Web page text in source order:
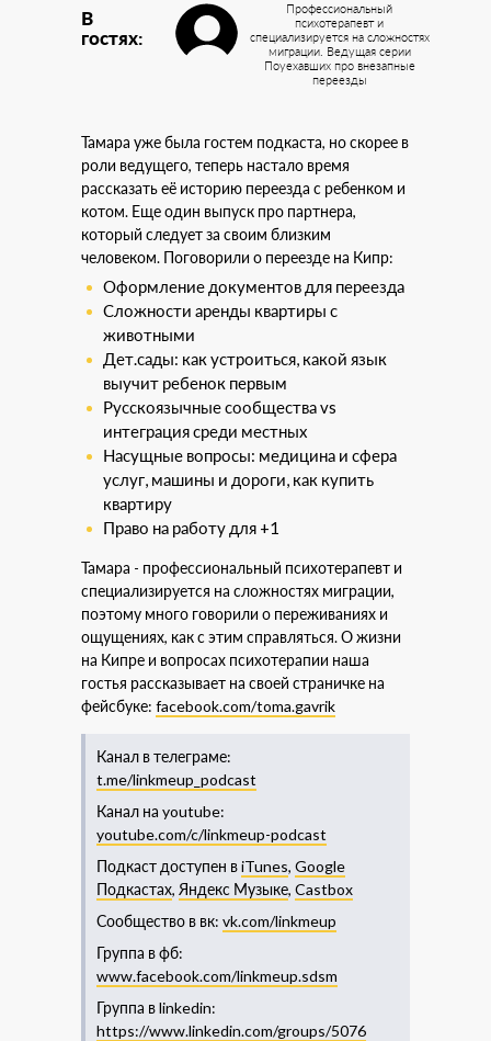
В
гостях:
Профессиональный
психотерапевт и
специализируется на сложностях
миграции. Ведущая серии
Поуехавших про внезапные
переезды
Тамара уже была гостем подкаста, но скорее в
роли ведущего, теперь настало время
рассказать её историю переезда с ребенком и
котом. Еще один выпуск про партнера,
который следует за своим близким
человеком. Поговорили о переезде на Кипр:
Оформление документов для переезда
Сложности аренды квартиры с
животными
Дет.сады: как устроиться, какой язык
выучит ребенок первым
Русскоязычные сообщества vs
интеграция среди местных
Насущные вопросы: медицина и сфера
услуг, машины и дороги, как купить
квартиру
Право на работу для +1
Тамара - профессиональный психотерапевт и
специализируется на сложностях миграции,
поэтому много говорили о переживаниях и
ощущениях, как с этим справляться. О жизни
на Кипре и вопросах психотерапии наша
гостья рассказывает на своей страничке на
фейсбуке: facebook.com/toma.gavrik
Канал в телеграме:
t.me/linkmeup_podcast
Канал на youtube:
youtube.com/c/linkmeup-podcast
Подкаст доступен вiTunes, Google
Подкастах, Яндекс Музыке, Castbox
Сообщество в вк: vk.com/linkmeup
Группа в фб:
www.facebook.com/linkmeup.sdsm
Группа в linkedin:
https://www.linkedin.com/groups/5076